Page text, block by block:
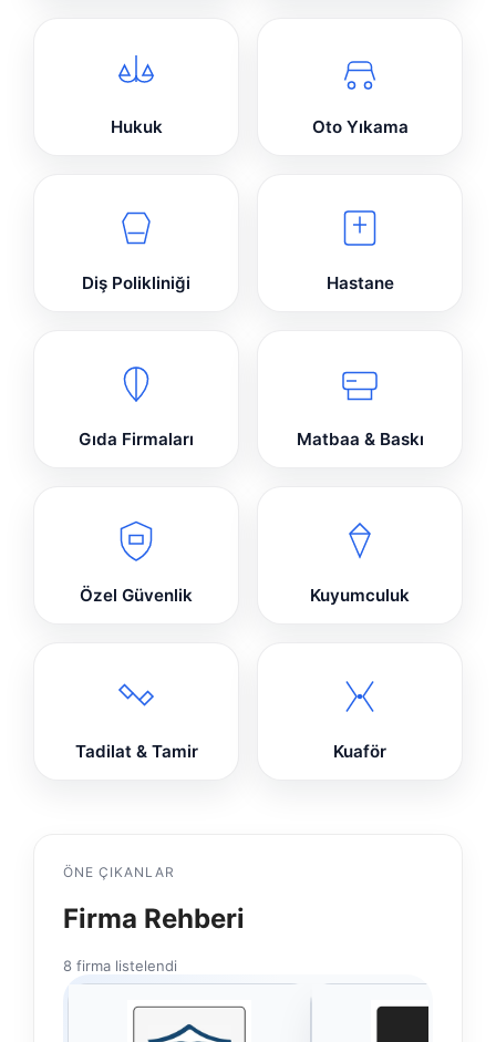
Hukuk Oto Yıkama
Diş Polikliniği Hastane
Gıda Firmaları Matbaa & Baskı
Özel Güvenlik Kuyumculuk
Tadilat & Tamir Kuaför
ÖNE ÇIKANLAR
Firma Rehberi
8 firma listelendi